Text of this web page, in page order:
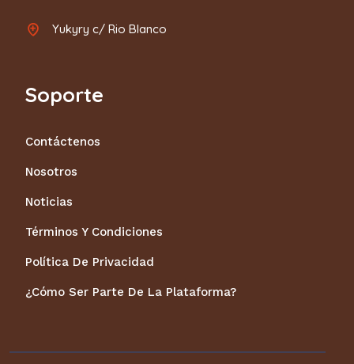
Yukyry c/ Rio Blanco
Soporte
Contáctenos
Nosotros
Noticias
Términos Y Condiciones
Política De Privacidad
¿Cómo Ser Parte De La Plataforma?